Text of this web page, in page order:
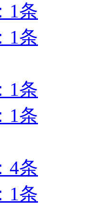
1条
1条
1条
1条
4条
1条